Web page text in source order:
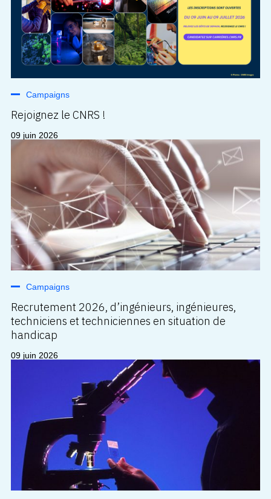
Campaigns
Rejoignez le CNRS !
09 juin 2026
Campaigns
Recrutement 2026, d’ingénieurs, ingénieures,
techniciens et techniciennes en situation de
handicap
09 juin 2026